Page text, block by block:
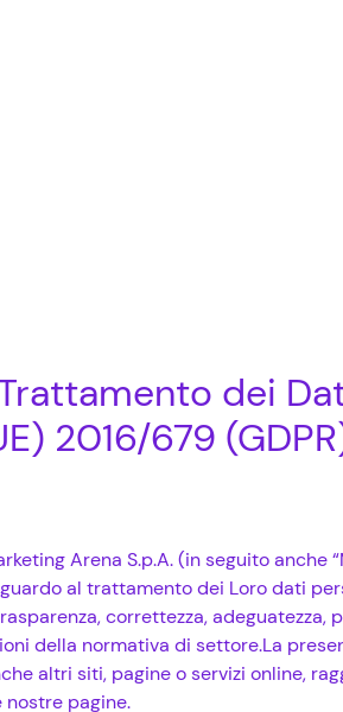
dei
2016/679
Arena S.p.A. (in seguito anche
al trattamento dei Loro dati
correttezza, adeguatezza,
della normativa di settore.La
altri siti, pagine o servizi online,
pagine.